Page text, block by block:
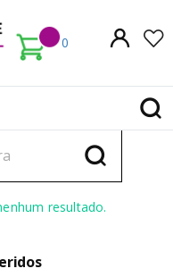
0
resultados
resultado.